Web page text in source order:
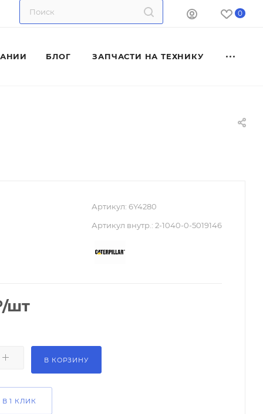
0
БЛОГ ЗАПЧАСТИ НА ТЕХНИКУ
Артикул: 6Y4280
Артикул внутр.: 2-1040-0-5019146
/шт
В КОРЗИНУ
1 КЛИК